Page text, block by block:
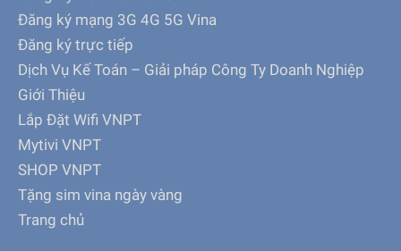
Đăng ký mạng 3G 4G 5G Vina
Đăng ký trực tiếp
Dịch Vụ Kế Toán – Giải pháp Công Ty Doanh Nghiệp
Giới Thiệu
Lắp Đặt Wifi VNPT
Mytivi VNPT
SHOP VNPT
Tặng sim vina ngày vàng
Trang chủ